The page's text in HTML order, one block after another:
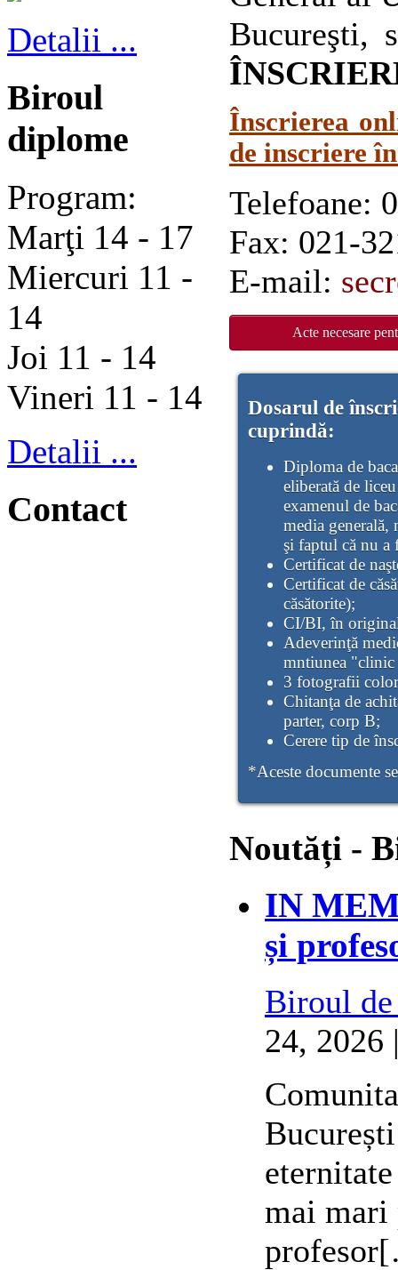
Bucureşti,
Înscrierea
de inscriere
Telefoane:
Fax: 021-
E-mail:
Acte necesare
Dosarul de
cuprindă:
Diploma de
eliberată de
examenul de
media
şi faptul că nu a
Certificat de
Certificat de
căsătorite);
CI/BI, în
Adeverinţă
mntiunea "clinic
3 fotografii
Chitanţa de
parter, corp B;
Cerere tip de
*Aceste documente
Noutăți -
IN
și
Biroul
24, 2026
mai mari
Detalii ...
Biroul
diplome
Program:
Marţi 14 - 17
Miercuri 11 -
14
Joi 11 - 14
Vineri 11 - 14
Detalii ...
Contact